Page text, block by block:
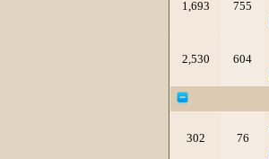
755
1,693
604
2,530
76
302